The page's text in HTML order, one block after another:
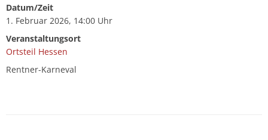
Datum/Zeit
1. Februar 2026, 14:00 Uhr
Veranstaltungsort
Ortsteil Hessen
Rentner-Karneval